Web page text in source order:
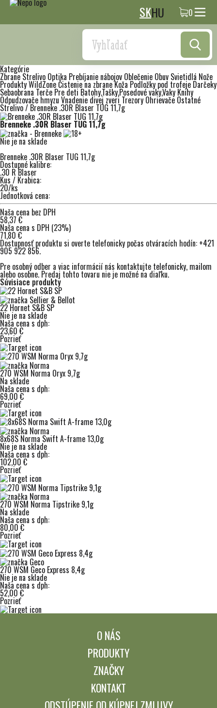
SKHU 0
Search
Kategórie
Zbrane Strelivo Optika Prebíjanie nábojov Oblečenie Obuv Svietidlá Nože
Produkty WildZoneČistenie na zbraneKoža Podložky pod trofeje Darčeky
Sebaobrana Terče Pre deti Batohy,Tašky,Posedové vaky,Vaky Knihy
Odpudzovače hmyzu Vnadenie divej zveri Trezory Ohrievače Ostatné
Strelivo/ Brenneke .30R Blaser TUG 11,7g
Brenneke .30R Blaser TUG 11,7g
Nie je na sklade
Brenneke .30R Blaser TUG 11,7g
Dostupné kalibre:
.30 R Blaser
Kus / Krabica:
20/ks
Jednotková cena:
Naša cena bez DPH
58,37 €
Naša cena s DPH (23%)
71,80 €
Dostupnosť produktu si overte telefonicky počas otváracích hodín: +421
905 922 856.
Pre osobný odber a viac informácií nás kontaktujte telefonicky, mailom
alebo osobne. Predaj tohto tovaru nie je možné na diaľku.
Súvisiace produkty
22 Hornet S&B SP
Nie je na sklade
Naša cena s dph:
23,60 €
Pozrieť
270 WSM Norma Oryx 9,7g
Na sklade
Naša cena s dph:
69,00 €
Pozrieť
8x68S Norma Swift A-frame 13,0g
Nie je na sklade
Naša cena s dph:
102,00 €
Pozrieť
270 WSM Norma Tipstrike 9,1g
Na sklade
Naša cena s dph:
80,00 €
Pozrieť
270 WSM Geco Express 8,4g
Nie je na sklade
Naša cena s dph:
52,00 €
Pozrieť
O NÁS
PRODUKTY
ZNAČKY
KONTAKT